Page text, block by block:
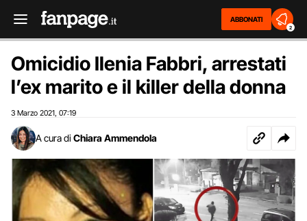
ABBONATI
2
Omicidio Ilenia Fabbri, arrestati
l’ex marito e il killer della donna
3 Marzo 2021 07:19
A cura di Chiara Ammendola